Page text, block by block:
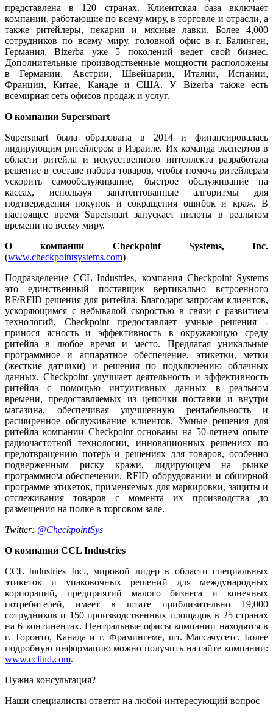
представлена в 120 странах. Клиентская база включает
компании, работающие по всему миру, в торговле и отрасли, а
также ритейлеры, пекарни и мясные лавки. Более 4,000
сотрудников по всему миру, головной офис в г. Балинген,
Германия, Bizerba уже 5 поколений ведет свой бизнес.
Дополнительные производственные мощности расположены
в Германии, Австрии, Швейцарии, Италии, Испании,
Франции, Китае, Канаде и США. У Bizerba также есть
всемирная сеть офисов продаж и услуг.
О компании Supersmart
Supersmart была образована в 2014 и финансировалась
лидирующим ритейлером в Израиле. Их команда экспертов в
области ритейла и искусственного интеллекта разработала
решение в составе набора товаров, чтобы помочь ритейлерам
ускорить самообслуживание, быстрое обслуживание на
кассах, используя запатентованные алгоритмы для
подтверждения покупок и сокращения ошибок и краж. В
настоящее время Supersmart запускает пилоты в реальном
времени по всему миру.
О компании Checkpoint Systems, Inc.
(www.checkpointsystems.com)
Подразделение CCL Industries, компания Checkpoint Systems
это единственный поставщик вертикально встроенного
RF/RFID решения для ритейла. Благодаря запросам клиентов,
ускоряющимся с небывалой скоростью в связи с развитием
технологий, Checkpoint предоставляет умные решения -
принося ясность и эффективность в окружающую среду
ритейла в любое время и место. Предлагая уникальные
программное и аппаратное обеспечение, этикетки, метки
(жесткие датчики) и решения по подключению облачных
данных, Checkpoint улучшает деятельность и эффективность
ритейла с помощью интуитивных данных в реальном
времени, предоставляемых из цепочки поставки и внутри
магазина, обеспечивая улучшенную рентабельность и
расширенное обслуживание клиентов. Умные решения для
ритейла компании Checkpoint основаны на 50-летнем опыте
радиочастотной технологии, инновационных решениях по
предотвращению потерь и решениях для товаров, особенно
подверженным риску кражи, лидирующем на рынке
программном обеспечении, RFID оборудовании и обширной
программе этикеток, применяемых для маркировки, защиты и
отслеживания товаров с момента их производства до
размещения на полке в торговом зале.
Twitter: @CheckpointSys
О компании CCL Industries
CCL Industries Inc., мировой лидер в области специальных
этикеток и упаковочных решений для международных
корпораций, предприятий малого бизнеса и конечных
потребителей, имеет в штате приблизительно 19,000
сотрудников и 150 производственных площадок в 25 странах
на 6 континентах. Центральные офисы компании находятся в
г. Торонто, Канада и г. Фрамингеме, шт. Массачусетс. Более
подробную информацию можно получить на сайте компании:
www.cclind.com.
Нужна консультация?
Наши специалисты ответят на любой интересующий вопрос